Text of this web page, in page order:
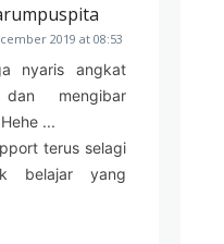
2019 at 08:53
nyaris angkat
mengibar
...
terus selagi
belajar yang